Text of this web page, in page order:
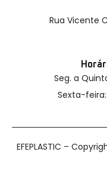
Rua Vicente
Seg. a
Sexta-feira:
EFEPLASTIC –